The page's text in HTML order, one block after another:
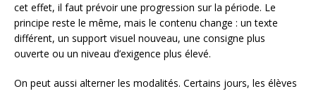
cet effet, il faut prévoir une progression sur la période. Le
principe reste le même, mais le contenu change : un texte
différent, un support visuel nouveau, une consigne plus
ouverte ou un niveau d’exigence plus élevé.
On peut aussi alterner les modalités. Certains jours, les élèves